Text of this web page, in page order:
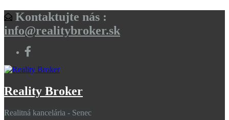
Kontaktujte nás :
info@realitybroker.sk
Reality Broker
Realitná kancelária - Senec